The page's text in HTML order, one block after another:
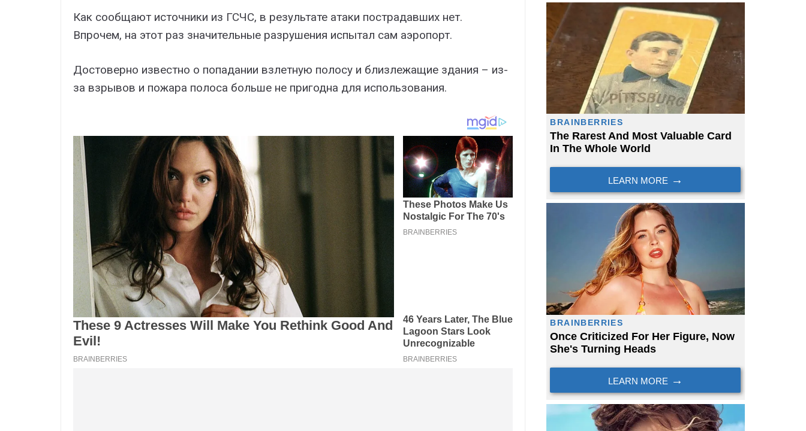
Как сообщают источники из ГСЧС, в результате атаки пострадавших нет.
Впрочем, на этот раз значительные разрушения испытал сам аэропорт.
Достоверно известно о попадании взлетную полосу и близлежащие здания – из-
за взрывов и пожара полоса больше не пригодна для использования.